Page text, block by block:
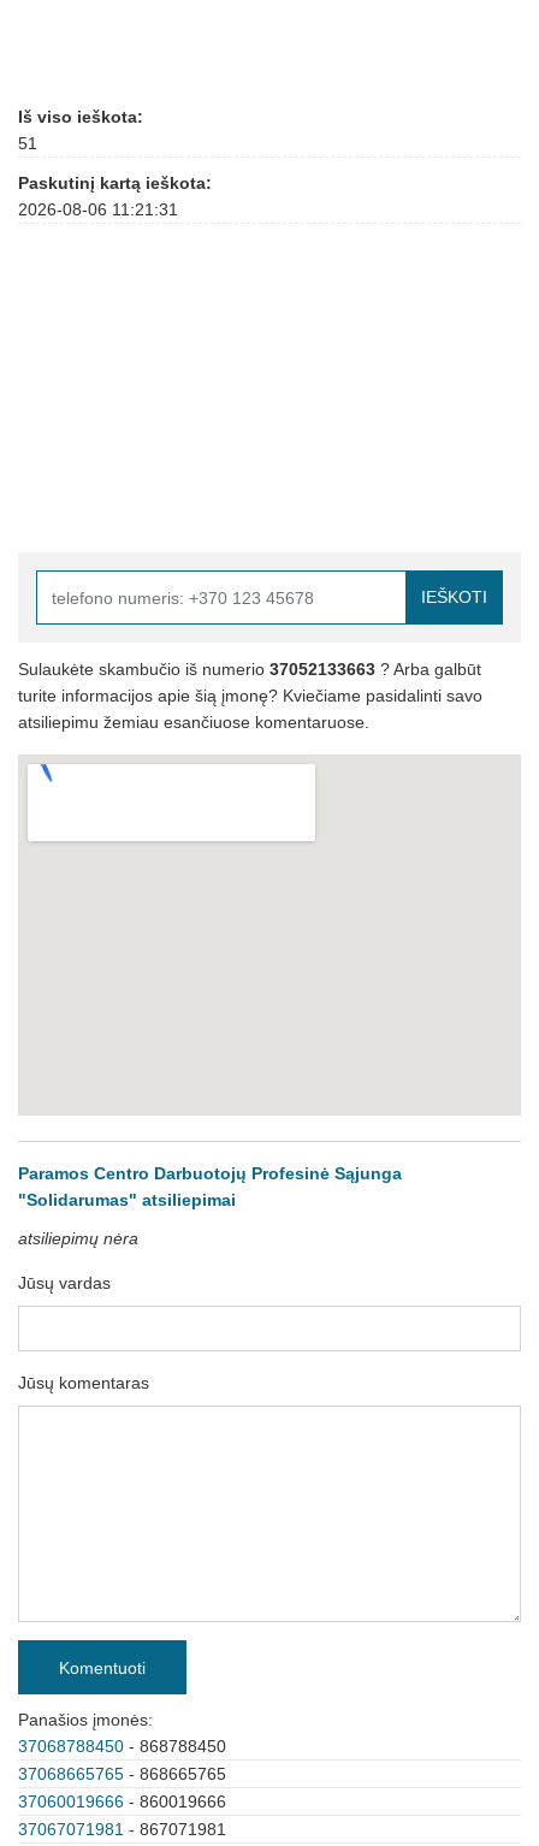
Iš viso ieškota:
51
Paskutinį kartą ieškota:
2026-08-06 11:21:31
IEŠKOTI
Sulaukėte skambučio iš numerio 37052133663 ? Arba galbūt
turite informacijos apie šią įmonę? Kviečiame pasidalinti savo
atsiliepimu žemiau esančiuose komentaruose.
Paramos Centro Darbuotojų Profesinė Sąjunga
"Solidarumas" atsiliepimai
atsiliepimų nėra
Jūsų vardas
Jūsų komentaras
Komentuoti
Panašios įmonės:
37068788450 - 868788450
37068665765 - 868665765
37060019666 - 860019666
37067071981 - 867071981